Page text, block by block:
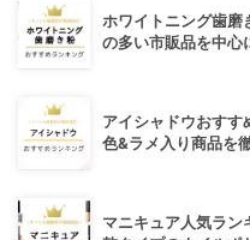
ホワイトニング歯磨
の多い市販品を中心
アイシャドウおす
色&ラメ入り商品を
マニキュア人気ラ